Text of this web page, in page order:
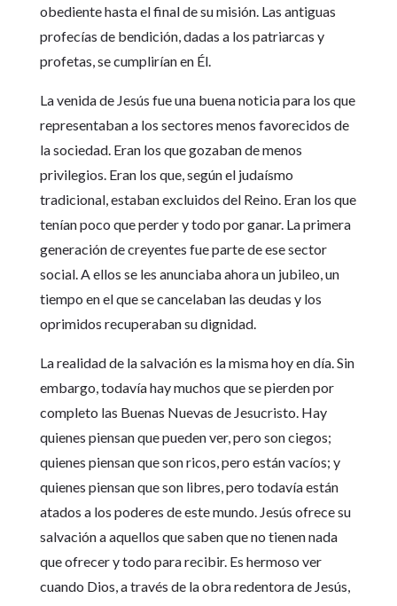
obediente hasta el final de su misión. Las antiguas
profecías de bendición, dadas a los patriarcas y
profetas, se cumplirían en Él.
La venida de Jesús fue una buena noticia para los que
representaban a los sectores menos favorecidos de
la sociedad. Eran los que gozaban de menos
privilegios. Eran los que, según el judaísmo
tradicional, estaban excluidos del Reino. Eran los que
tenían poco que perder y todo por ganar. La primera
generación de creyentes fue parte de ese sector
social. A ellos se les anunciaba ahora un jubileo, un
tiempo en el que se cancelaban las deudas y los
oprimidos recuperaban su dignidad.
La realidad de la salvación es la misma hoy en día. Sin
embargo, todavía hay muchos que se pierden por
completo las Buenas Nuevas de Jesucristo. Hay
quienes piensan que pueden ver, pero son ciegos;
quienes piensan que son ricos, pero están vacíos; y
quienes piensan que son libres, pero todavía están
atados a los poderes de este mundo. Jesús ofrece su
salvación a aquellos que saben que no tienen nada
que ofrecer y todo para recibir. Es hermoso ver
cuando Dios, a través de la obra redentora de Jesús,